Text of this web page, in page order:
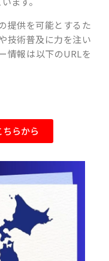
提供を可能とするた
技術普及に力を注い
情報は以下のURLを
らから